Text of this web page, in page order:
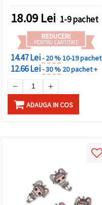
decorațiuni, set 10 buc
18.09 Lei 1-9 pachet
REDUCERI
PENTRU CANTITATE
14.47 Lei- 20 %10-19 pachet
12.66 Lei- 30 % 20 pachet +
ADAUGA IN COS